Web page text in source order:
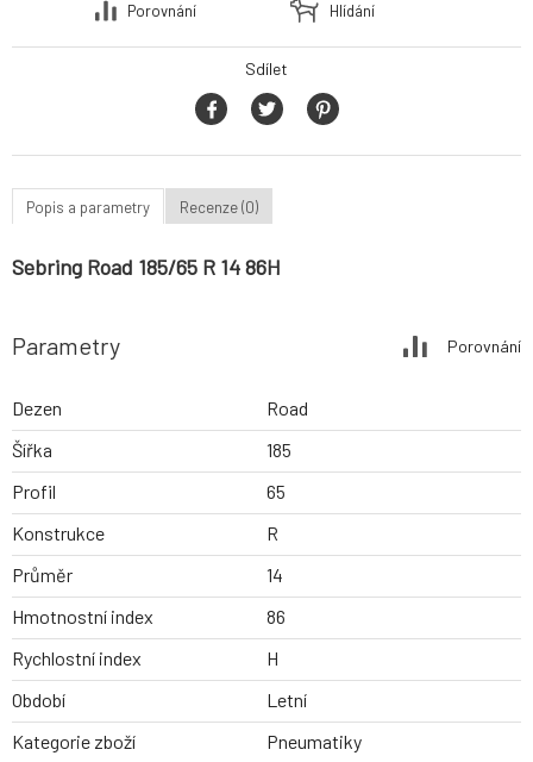
Porovnání
Hlídání
Sdílet
Popis a parametry Recenze (0)
Sebring Road 185/65 R 14 86H
Parametry Porovnání
Dezen
Road
Šířka
185
Profil
65
Konstrukce
R
Průměr
14
Hmotnostní index
86
Rychlostní index
H
Období
Letní
Kategorie zboží
Pneumatiky